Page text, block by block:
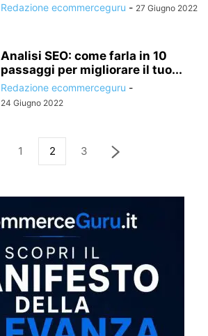
Redazione ecommerceguru - 27 Giugno 2022
Analisi SEO: come farla in 10
passaggi per migliorare il tuo...
Redazione ecommerceguru -
24 Giugno 2022
1 2 3